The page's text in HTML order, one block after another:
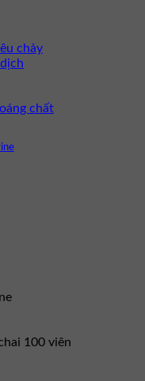
chảy
chất
100 viên